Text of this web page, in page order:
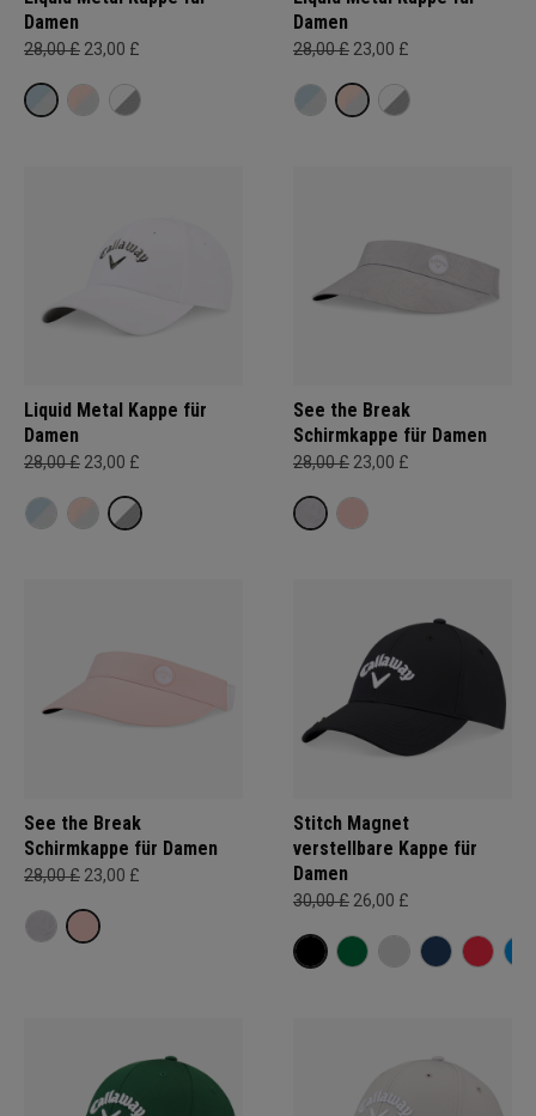
Damen
28,00 £ 23,00 £
Damen
28,00 £ 23,00 £
Liquid Metal Kappe für
Damen
28,00 £ 23,00 £
See the Break
Schirmkappe für Damen
28,00 £ 23,00 £
See the Break
Schirmkappe für Damen
28,00 £ 23,00 £
Stitch Magnet
verstellbare Kappe für
Damen
30,00 £ 26,00 £